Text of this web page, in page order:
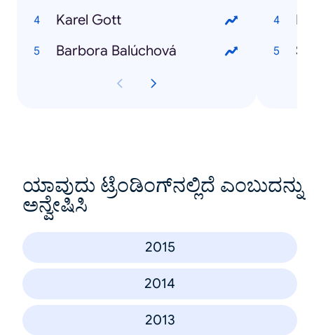
Karel Gott
Barbora Balúchová
ಯಾವುದು ಟ್ರೆಂಡಿಂಗ್‌ನಲ್ಲಿದೆ ಎಂಬುದನ್ನು
ಅನ್ವೇಷಿಸಿ
2015
2014
2013